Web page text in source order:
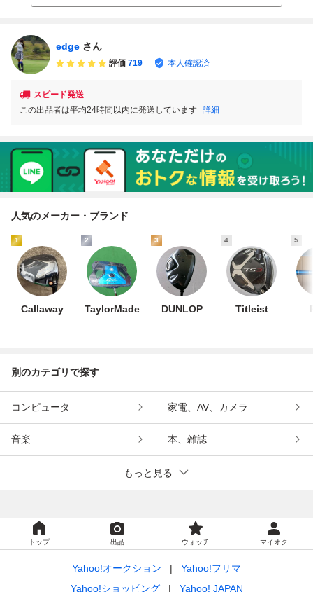
edge さん
評価 719 本人確認済
スピード発送
この出品者は平均24時間以内に発送しています 詳細
人気のメーカー・ブランド
1
Callaway
2
TaylorMade
3
DUNLOP
4
Titleist
5
別のカテゴリで探す
コンピュータ 家電、AV、カメラ
音楽 本、雑誌
もっと見る
トップ 出品 ウォッチ マイオク
Yahoo!オークション
Yahoo!フリマ
Yahoo!ショッピング
Yahoo! JAPAN